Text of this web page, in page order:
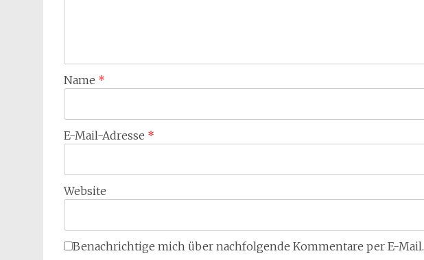
Name *
E-Mail-Adresse *
Website
Benachrichtige mich über nachfolgende Kommentare per E-Mail.